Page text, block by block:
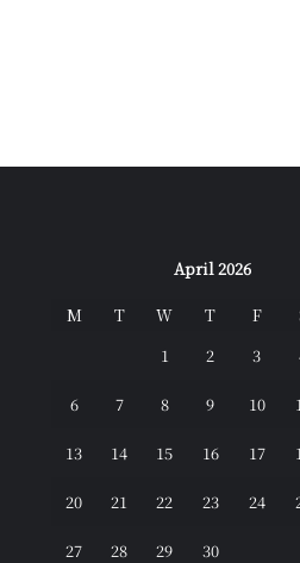
April 2026
M T W T F
1
2 3
6 7 8 9 10
13 14 15 16 17
20 21 22 23 24
27 28 29 30